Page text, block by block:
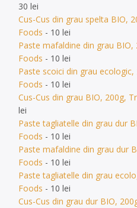
30 lei
Cus-Cus din grau spelta BIO,
Foods - 10 lei
Paste mafaldine din grau BIO,
Foods - 10 lei
Paste scoici din grau ecologic,
Foods - 10 lei
Cus-Cus din grau BIO, 200g,
lei
Paste tagliatelle din grau dur
Foods - 10 lei
Paste mafaldine din grau dur
Foods - 10 lei
Paste tagliatelle din grau
Foods - 10 lei
Cus-Cus din grau dur BIO,